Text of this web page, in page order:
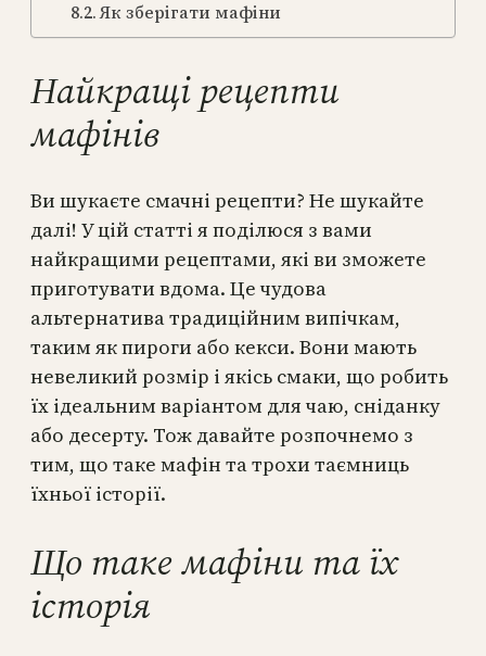
Як зберігати мафіни
Найкращі рецепти
мафінів
Ви шукаєте смачні рецепти? Не шукайте
далі! У цій статті я поділюся з вами
найкращими рецептами, які ви зможете
приготувати вдома. Це чудова
альтернатива традиційним випічкам,
таким як пироги або кекси. Вони мають
невеликий розмір і якісь смаки, що робить
їх ідеальним варіантом для чаю, сніданку
або десерту. Тож давайте розпочнемо з
тим, що таке мафін та трохи таємниць
їхньої історії.
Що таке мафіни та їх
історія